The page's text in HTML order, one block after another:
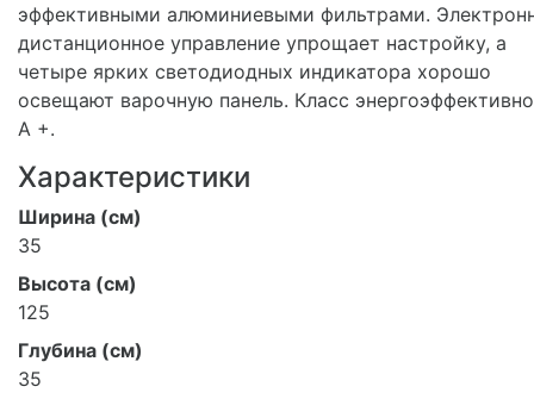
эффективными алюминиевыми фильтрами.
дистанционное управление упрощает настройку, а
четыре ярких светодиодных индикатора хорошо
освещают варочную панель. Класс
A +.
Характеристики
Ширина (см)
35
Высота (см)
125
Глубина (см)
35